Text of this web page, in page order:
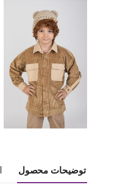
توضیحات محصول